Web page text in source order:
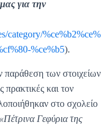
για την
category/%ce%b2%ce%
%ce%b5).
των στοιχείων
πρακτικές και τον
στο σχολείο
«Πέτρινα Γεφύρια της